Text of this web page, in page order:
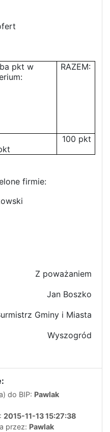
pkt w
RAZEM:
100 pkt
firmie:
Z poważaniem
Jan Boszko
Gminy i Miasta
Wyszogród
do BIP: Pawlak
2015-11-13 15:27:38
przez: Pawlak